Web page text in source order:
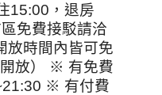
15:00，退房
免費接駁請洽
時間內皆可免
放） ※ 有免費
※ 有付費